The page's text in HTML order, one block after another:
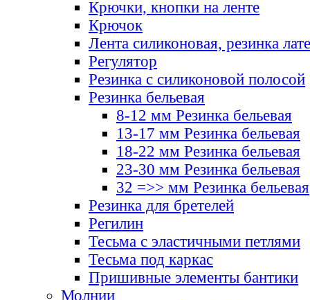
Крючки, кнопки на ленте
Крючок
Лента силиконовая, резинка
Регулятор
Резинка с силиконовой полосой
Резинка бельевая
8-12 мм Резинка бельевая
13-17 мм Резинка бельевая
18-22 мм Резинка бельевая
23-30 мм Резинка бельевая
32 =>> мм Резинка бельевая
Резинка для бретелей
Регилин
Тесьма с эластичными петлями
Тесьма под каркас
Пришивные элементы бантики
Молнии